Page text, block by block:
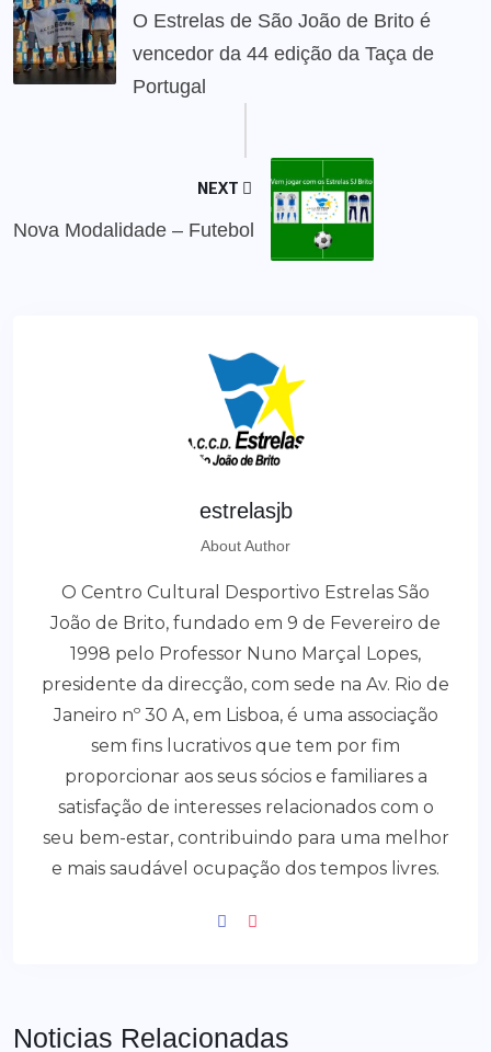
O Estrelas de São João de Brito é
vencedor da 44 edição da Taça de
Portugal
NEXT
Nova Modalidade – Futebol
estrelasjb
About Author
O Centro Cultural Desportivo Estrelas São
João de Brito, fundado em 9 de Fevereiro de
1998 pelo Professor Nuno Marçal Lopes,
presidente da direcção, com sede na Av. Rio de
Janeiro nº 30 A, em Lisboa, é uma associação
sem fins lucrativos que tem por fim
proporcionar aos seus sócios e familiares a
satisfação de interesses relacionados com o
seu bem-estar, contribuindo para uma melhor
e mais saudável ocupação dos tempos livres.
Noticias Relacionadas